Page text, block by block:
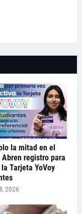
la mitad en el
registro para
Tarjeta YoVoy
2026